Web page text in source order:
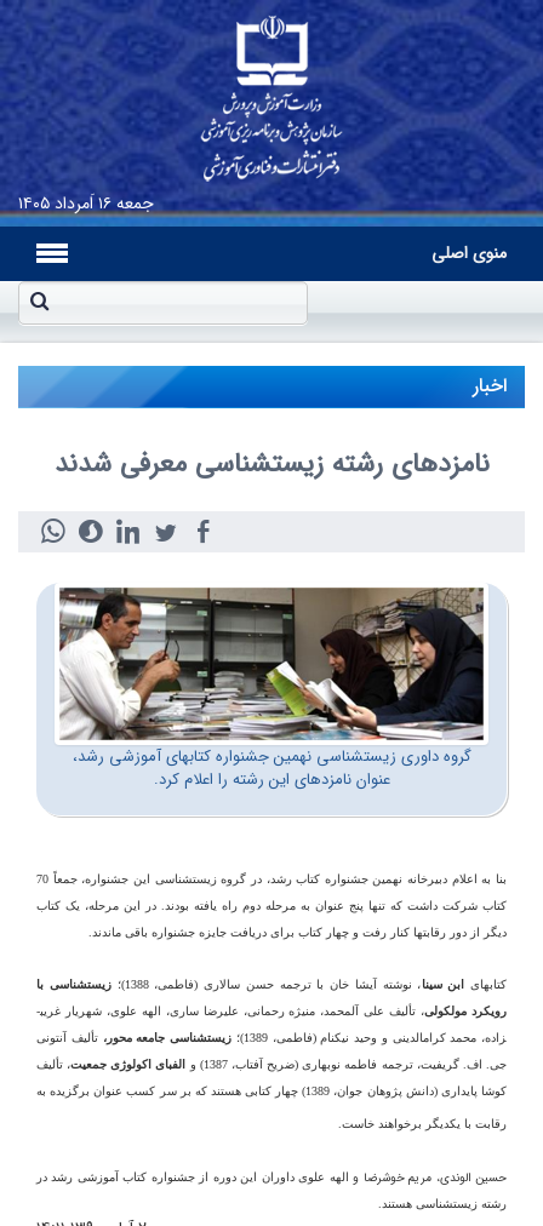
جمعه۱۶ اَمرداد ۱۴۰۵
منوی اصلی
اخبار
نامزدهای رشته زیست‏شناسی معرفی شدند
گروه داوری زیست‏شناسی نهمین جشنواره کتاب‏های آموزشی رشد،
عنوان نامزدهای این رشته را اعلام کرد.
بنا به اعلام دبیرخانه نهمین جشنواره کتاب رشد، در گروه زیست‏شناسی این جشنواره، جمعاً 70
کتاب شرکت داشت که تنها پنج عنوان به مرحله دوم راه یافته بودند. در این مرحله، یک کتاب
دیگر از دور رقابت‏ها کنار رفت و چهار کتاب برای دریافت جایزه جشنواره باقی ماندند.
کتاب‏های ابن سینا ، نوشته آیشا خان با ترجمه حسن سالاری (فاطمی، 1388)؛
زیست‏شناسی با
رویکرد مولکولی، تألیف علی آل­محمد، منیژه رحمانی، علیرضا ساری، الهه علوی، شهریار غریب­
زاده، محمد کرام­الدینی و وحید نیکنام (فاطمی، 1389)؛ زیست‏شناسی جامعه محور، تألیف آنتونی
جی. اف. گریفیت، ترجمه فاطمه نوبهاری (ضریح آفتاب، 1387) و
الفبای اکولوژی جمعیت، تألیف
کوشا پایداری (دانش پژوهان جوان، 1389) چهار کتابی هستند که بر سر کسب عنوان برگزیده به
رقابت با یکدیگر برخواهند خاست.
حسین الوندی، مریم خوش‏رضا و الهه علویداوران این دوره از جشنواره کتاب آموزشی رشد در
رشته زیست‏شناسی هستند.